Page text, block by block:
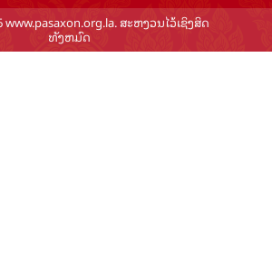
ສະຫງວນໄວ້ເຊິງສິດ
ທັງຫມົດ